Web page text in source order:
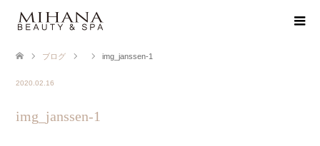
ブログ img_janssen-1
2020.02.16
img_janssen-1